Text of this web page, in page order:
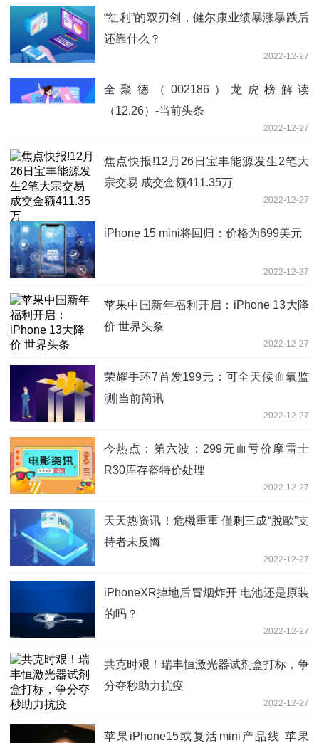
“红利”的双刃剑，健尔康业绩暴涨暴跌后
还靠什么？
2022-12-27
全聚德（002186）龙虎榜解读
（12.26）-当前头条
2022-12-27
焦点快报!12月26日宝丰能源发生2笔大
宗交易 成交金额411.35万
2022-12-27
iPhone 15 mini将回归：价格为699美元
2022-12-27
苹果中国新年福利开启：iPhone 13大降
价 世界头条
2022-12-27
荣耀手环7首发199元：可全天候血氧监
测|当前简讯
2022-12-27
今热点：第六波：299元血亏价摩雷士
R30库存盔特价处理
2022-12-27
天天热资讯！危機重重 僅剩三成“脫歐”支
持者未反悔
2022-12-27
iPhoneXR掉地后冒烟炸开 电池还是原装
的吗？
2022-12-27
共克时艰！瑞丰恒激光器试剂盒打标，争
分夺秒助力抗疫
2022-12-27
苹果iPhone15或复活mini产品线 苹果